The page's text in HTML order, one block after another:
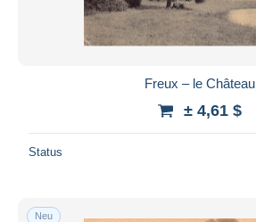
Freux – le Château
± 4,61 $
Status
Neu